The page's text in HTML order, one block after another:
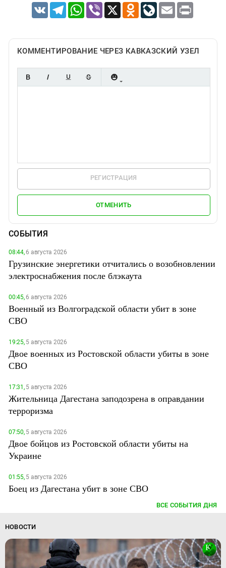
VK TelegramWhatsApp
Viber X Odnoklassniki
LiveJournal
Email Print
КОММЕНТИРОВАНИЕ ЧЕРЕЗ КАВКАЗСКИЙ УЗЕЛ
РЕГИСТРАЦИЯ
ОТМЕНИТЬ
СОБЫТИЯ
08:44,6 августа 2026
Грузинские энергетики отчитались о возобновлении
электроснабжения после блэкаута
00:45,6 августа 2026
Военный из Волгоградской области убит в зоне
СВО
19:25,5 августа 2026
Двое военных из Ростовской области убиты в зоне
СВО
17:31,5 августа 2026
Жительница Дагестана заподозрена в оправдании
терроризма
07:50,5 августа 2026
Двое бойцов из Ростовской области убиты на
Украине
01:55,5 августа 2026
Боец из Дагестана убит в зоне СВО
ВСЕ СОБЫТИЯ ДНЯ
НОВОСТИ